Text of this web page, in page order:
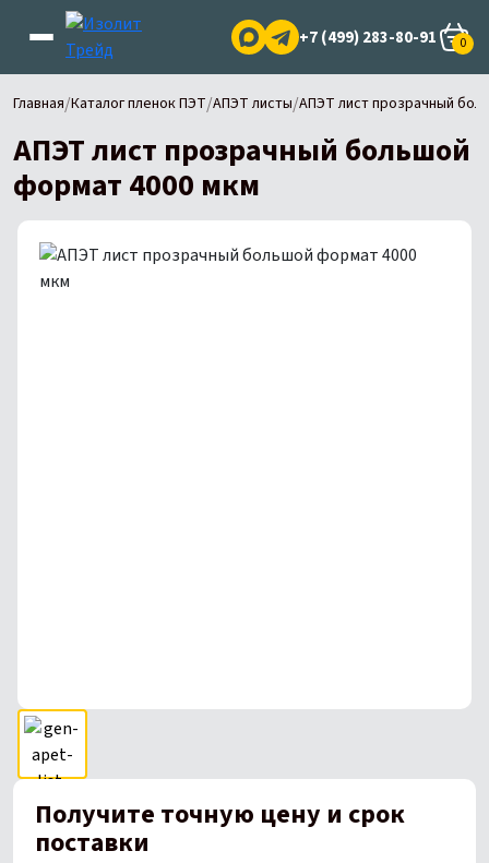
+7 (499) 283-80-91 0
Главная/Каталог пленок ПЭТ/АПЭТ листы/АПЭТ лист прозрачный
АПЭТ лист прозрачный большой
формат 4000 мкм
Получите точную цену и срок
поставки